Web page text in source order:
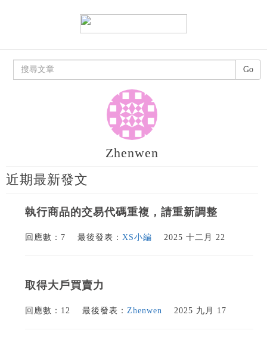
Zhenwen
近期最新發文
執行商品的交易代碼重複，請重新調整
回應數：7 最後發表： XS小編 2025 十二月 22
取得大戶買賣力
回應數：12 最後發表： Zhenwen 2025 九月 17
Go